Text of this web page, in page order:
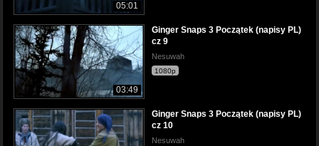
05:01
03:49
Ginger Snaps 3 Początek (napisy PL)
cz 9
Nesuwah
1080p
Ginger Snaps 3 Początek (napisy PL)
cz 10
Nesuwah